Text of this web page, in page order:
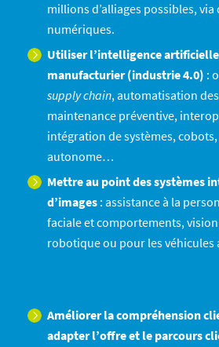
millions d’alliages possibles,
numériques.
Utiliser l’intelligence
manufacturier (industrie 4.0) :
supply chain, automatisation
maintenance préventive,
intégration de systèmes,
autonome…
Mettre au point des systèmes
d’images: assistance à la
faciale et comportements,
robotique ou pour les
Améliorer la compréhension
adapter l’offre et le parcours